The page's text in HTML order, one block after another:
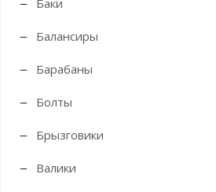
Баки
Балансиры
Барабаны
Болты
Брызговики
Валики